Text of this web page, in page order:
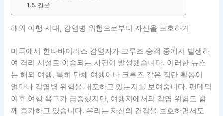
결론
해외 여행 시대, 감염병 위험으로부터 자신을 보호하기
미국에서 한타바이러스 감염자가 크루즈 승객 중에서 발생하
여 격리 시설로 이송되는 사건이 발생했습니다. 이러한 뉴스
는 해외 여행, 특히 단체 여행이나 크루즈 같은 집단 활동이
얼마나 감염병 위험을 내포하고 있는지를 보여줍니다. 팬데믹
이후 여행 욕구가 급증했지만, 여행지에서의 감염 위험도 함
께 증가하고 있습니다. 우리는 자신의 건강을 보호하면서도